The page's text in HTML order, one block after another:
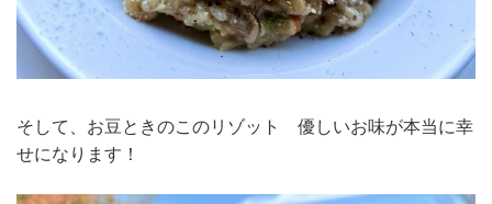
そして、お豆ときのこのリゾット 優しいお味が本当に幸
せになります！